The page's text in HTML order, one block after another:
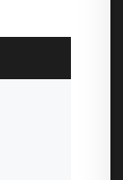
mail :
avez
auprès